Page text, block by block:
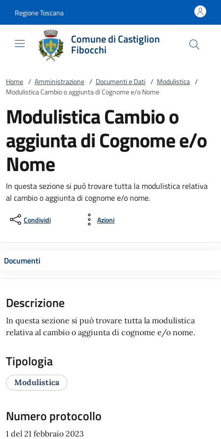
Regione Toscana
Comune di Castiglion
Fibocchi
Home / Amministrazione / Documenti e Dati / Modulistica /
Modulistica Cambio o aggiunta di Cognome e/o Nome
Modulistica Cambio o
aggiunta di Cognome e/o
Nome
In questa sezione si può trovare tutta la modulistica relativa
al cambio o aggiunta di cognome e/o nome.
Condividi Azioni
Documenti
Descrizione
In questa sezione si può trovare tutta la modulistica
relativa al cambio o aggiunta di cognome e/o nome.
Tipologia
Modulistica
Numero protocollo
1 del 21 febbraio 2023